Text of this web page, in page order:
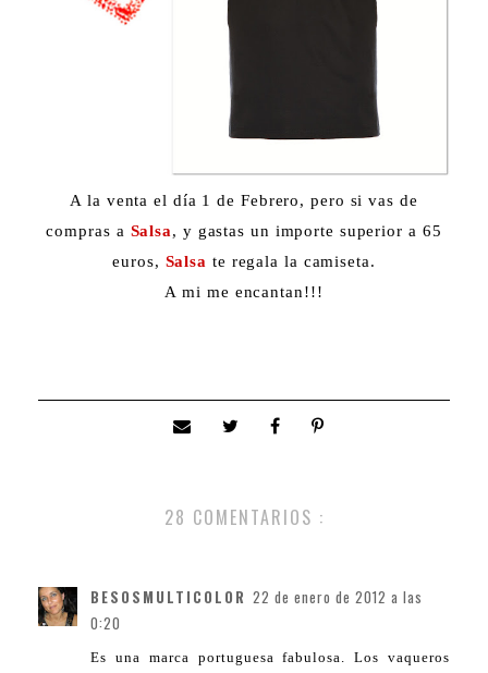
A la venta el día 1 de Febrero, pero si vas de
compras a Salsa, y gastas un importe superior a 65
euros, Salsa te regala la camiseta.
A mi me encantan!!!
28 COMENTARIOS :
BESOSMULTICOLOR 22 de enero de 2012 a las
0:20
Es una marca portuguesa fabulosa. Los vaqueros